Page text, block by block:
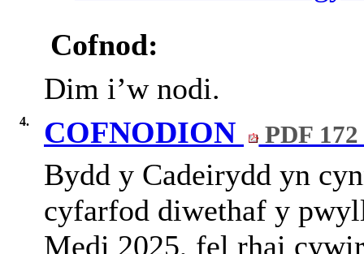
Cofnod:
Dim i’w nodi.
4. COFNODION PDF
Bydd y Cadeirydd yn
cyfarfod diwethaf y
Medi 2025, fel rhai cywir